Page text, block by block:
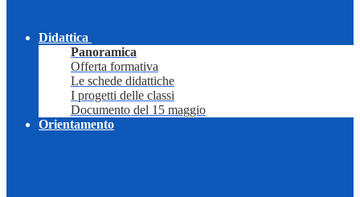
Didattica
Panoramica
Offerta formativa
Le schede didattiche
I progetti delle classi
Documento del 15 maggio
Orientamento